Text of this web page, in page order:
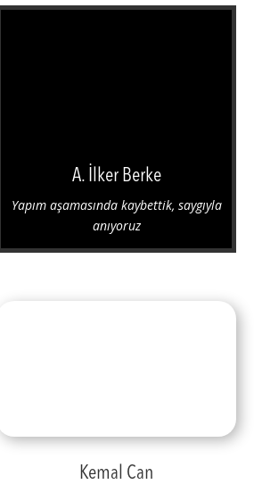
A. İlker Berke
Yapım aşamasında kaybettik, saygıyla
anıyoruz
Kemal Can